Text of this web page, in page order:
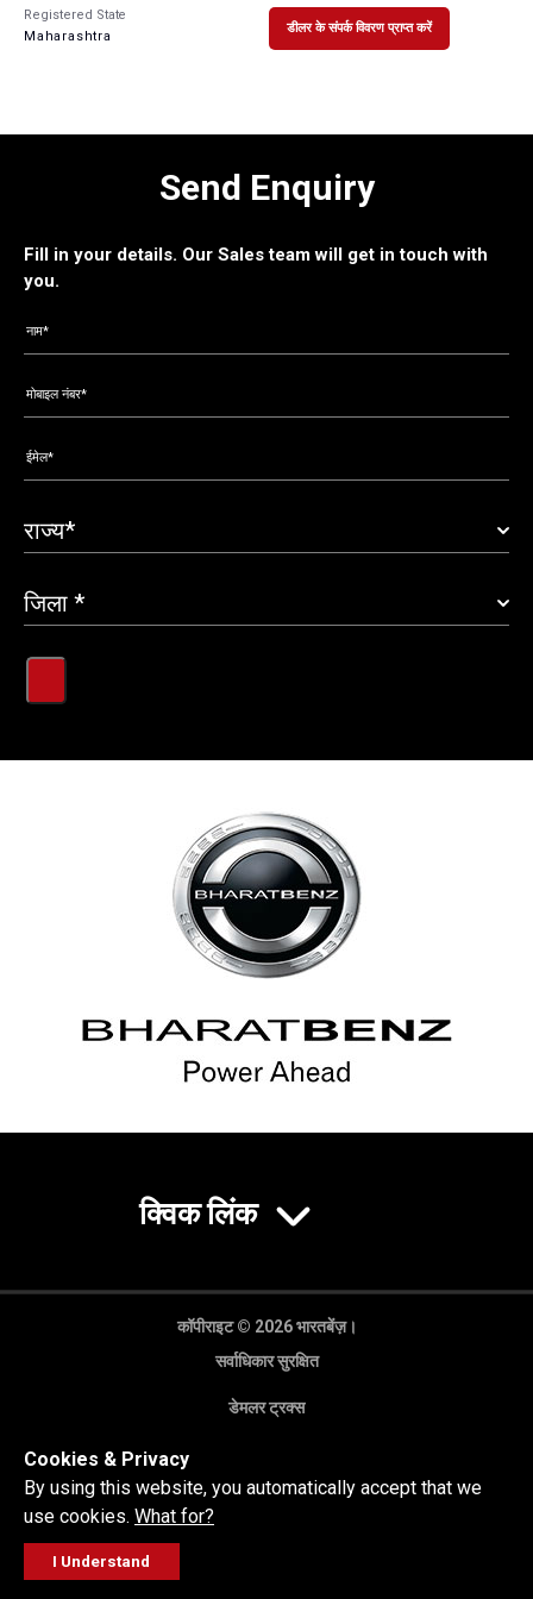
Registered State
Maharashtra
डीलर के संपर्क विवरण प्राप्त करें
Send Enquiry
Fill in your details. Our Sales team will get in touch with
you.
क्विक लिंक
कॉपीराइट © 2026 भारतबेंज़।
सर्वाधिकार सुरक्षित
डेमलर ट्रक्स
सेल्स पूछताछ
Cookies & Privacy
By using this website, you automatically accept that we
use cookies. What for?
I Understand